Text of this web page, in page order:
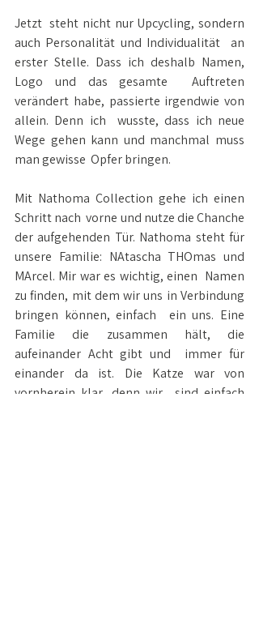
Jetzt  steht nicht nur Upcycling, sondern
auch Personalität und Individualität  an
erster Stelle. Dass ich deshalb Namen,
Logo und das gesamte  Auftreten
verändert habe, passierte irgendwie von
allein. Denn ich  wusste, dass ich neue
Wege gehen kann und manchmal muss
man gewisse  Opfer bringen.
Mit Nathoma Collection gehe ich einen
Schritt nach  vorne und nutze die Chanche
der aufgehenden Tür. Nathoma steht für
unsere Familie: NAtascha THOmas und
MArcel. Mir war es wichtig, einen  Namen
zu finden, mit dem wir uns in Verbindung
bringen können, einfach  ein uns. Eine
Familie die zusammen hält, die
aufeinander Acht gibt und  immer für
einander da ist. Die Katze war von
vornherein klar, denn wir  sind einfach